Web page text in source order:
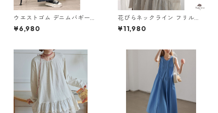
ウエストゴム デニムバギーパ
ンツ 2col Y 260027
¥6,980
花びらネックライン フリルブ
ラウス M 250412
¥11,980